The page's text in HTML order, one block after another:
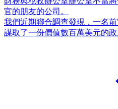
官的朋友的公司。
我們近期聯合調查發現，一名
謀取了一份價值數百萬美元的